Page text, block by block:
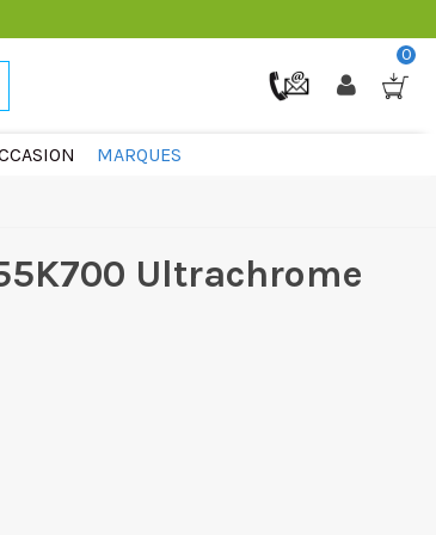
0
MARQUES
Ultrachrome